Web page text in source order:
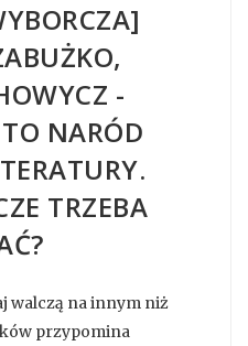
-
NARÓD
TRZEBA
walczą na innym niż
przypomina